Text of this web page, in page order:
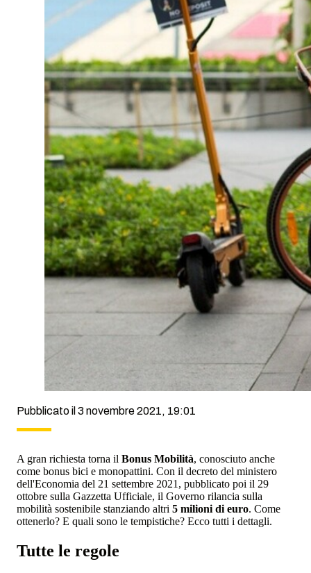
Pubblicato il 3 novembre 2021, 19:01
A gran richiesta torna il Bonus Mobilità, conosciuto anche
come bonus bici e monopattini. Con il decreto del ministero
dell'Economia del 21 settembre 2021, pubblicato poi il 29
ottobre sulla Gazzetta Ufficiale, il Governo rilancia sulla
mobilità sostenibile stanziando altri 5 milioni di euro. Come
ottenerlo? E quali sono le tempistiche? Ecco tutti i dettagli.
Tutte le regole